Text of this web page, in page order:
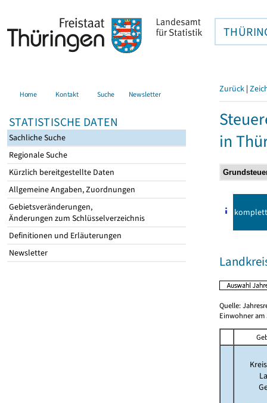
Home Kontakt Suche Newsletter
STATISTISCHE DATEN
Sachliche Suche
Regionale Suche
Kürzlich bereitgestellte Daten
Allgemeine Angaben, Zuordnungen
Gebietsveränderungen,
Änderungen zum Schlüsselverzeichnis
Definitionen und Erläuterungen
Newsletter
Zurück |
in
komplett
Quelle:
Einwohner am